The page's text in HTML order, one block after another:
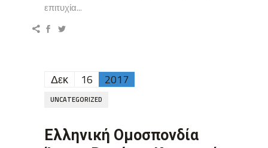
επιτυχία...
Δεκ 16 2017
UNCATEGORIZED
Ελληνική Ομοσπονδία